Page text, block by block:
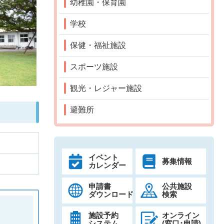
幼稚園・保育園
学校
保健・福祉施設
スポーツ施設
観光・レジャー施設
避難所
イベント
カレンダー
募集情報
申請書
ダウンロード
公共施設
検索
施設予約
オンライン